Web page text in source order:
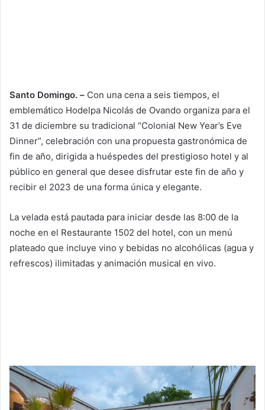
Santo Domingo. – Con una cena a seis tiempos, el
emblemático Hodelpa Nicolás de Ovando organiza para el
31 de diciembre su tradicional “Colonial New Year’s Eve
Dinner”, celebración con una propuesta gastronómica de
fin de año, dirigida a huéspedes del prestigioso hotel y al
público en general que desee disfrutar este fin de año y
recibir el 2023 de una forma única y elegante.
La velada está pautada para iniciar desde las 8:00 de la
noche en el Restaurante 1502 del hotel, con un menú
plateado que incluye vino y bebidas no alcohólicas (agua y
refrescos) ilimitadas y animación musical en vivo.